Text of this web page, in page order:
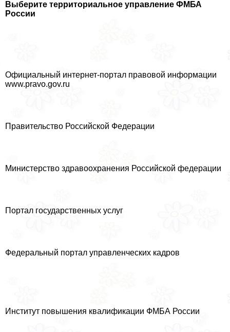
Выберите территориальное управление ФМБА
России
Официальный интернет-портал правовой информации
www.pravo.gov.ru
Правительство Российской Федерации
Министерство здравоохранения Российской федерации
Портал государственных услуг
Федеральный портал управленческих кадров
Институт повышения квалификации ФМБА России